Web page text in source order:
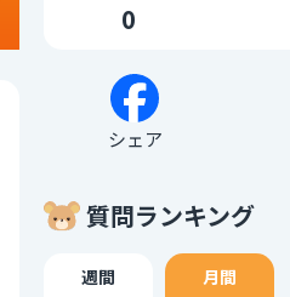
0
シェア
質問ランキング
週間 月間